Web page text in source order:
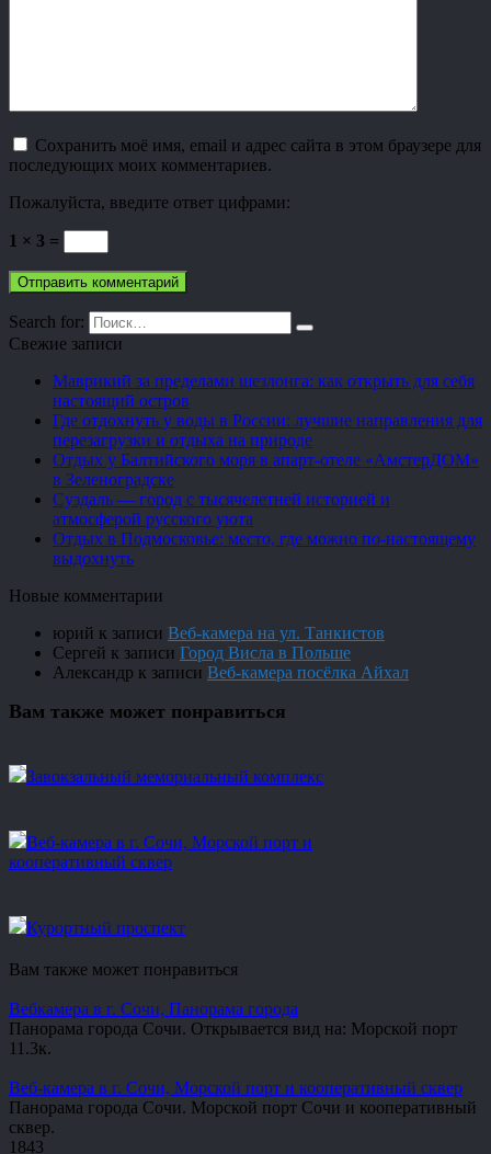
Сохранить моё имя, email и адрес сайта в этом браузере для
последующих моих комментариев.
Пожалуйста, введите ответ цифрами:
1 × 3 =
Search for:
Свежие записи
Маврикий за пределами шезлонга: как открыть для себя
настоящий остров
Где отдохнуть у воды в России: лучшие направления для
перезагрузки и отдыха на природе
Отдых у Балтийского моря в апарт-отеле «АмстерДОМ»
в Зеленоградске
Суздаль — город с тысячелетней историей и
атмосферой русского уюта
Отдых в Подмосковье: место, где можно по-настоящему
выдохнуть
Новые комментарии
юрий к записи Веб-камера на ул. Танкистов
Сергей к записи Город Висла в Польше
Александр к записи Веб-камера посёлка Айхал
Вам также может понравиться
Завокзальный мемориальный комплекс
Веб-камера в г. Сочи, Морской порт и
кооперативный сквер
Курортный проспект
Вам также может понравиться
Вебкамера в г. Сочи, Панорама города
Панорама города Сочи. Открывается вид на: Морской порт
1 1.3к.
Веб-камера в г. Сочи, Морской порт и кооперативный сквер
Панорама города Сочи. Морской порт Сочи и кооперативный
сквер.
1 843